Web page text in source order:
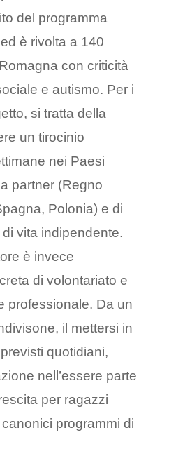
del programma
è rivolta a 140
con criticità
e autismo. Per i
si tratta della
un tirocinio
nei Paesi
partner (Regno
Polonia) e di
vita indipendente.
è invece
di volontariato e
professionale. Da un
il mettersi in
quotidiani,
nell’essere parte
per ragazzi
programmi di